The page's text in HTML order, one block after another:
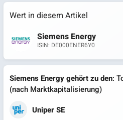
Wert in diesem Artikel
Siemens Energy
ISIN: DE000ENER6Y0
Siemens Energy gehört zu den:
(nach Marktkapitalisierung)
Uniper SE